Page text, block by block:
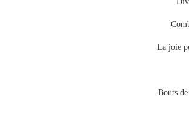
La joie
Bouts